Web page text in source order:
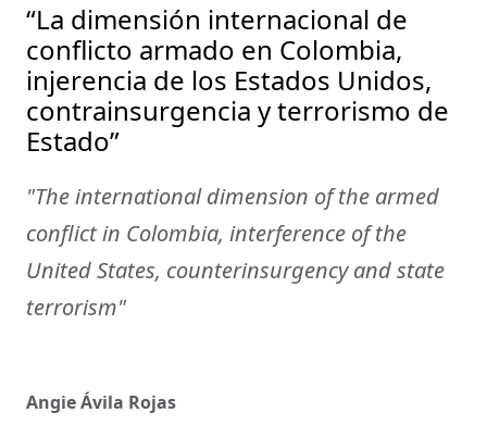
“La dimensión internacional de
conflicto armado en Colombia,
injerencia de los Estados Unidos,
contrainsurgencia y terrorismo de
Estado”
"The international dimension of the armed
conflict in Colombia, interference of the
United States, counterinsurgency and state
terrorism"
Angie Ávila Rojas